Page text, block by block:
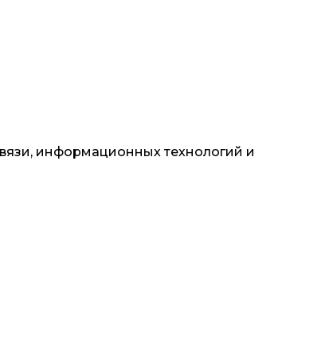
информационных технологий и